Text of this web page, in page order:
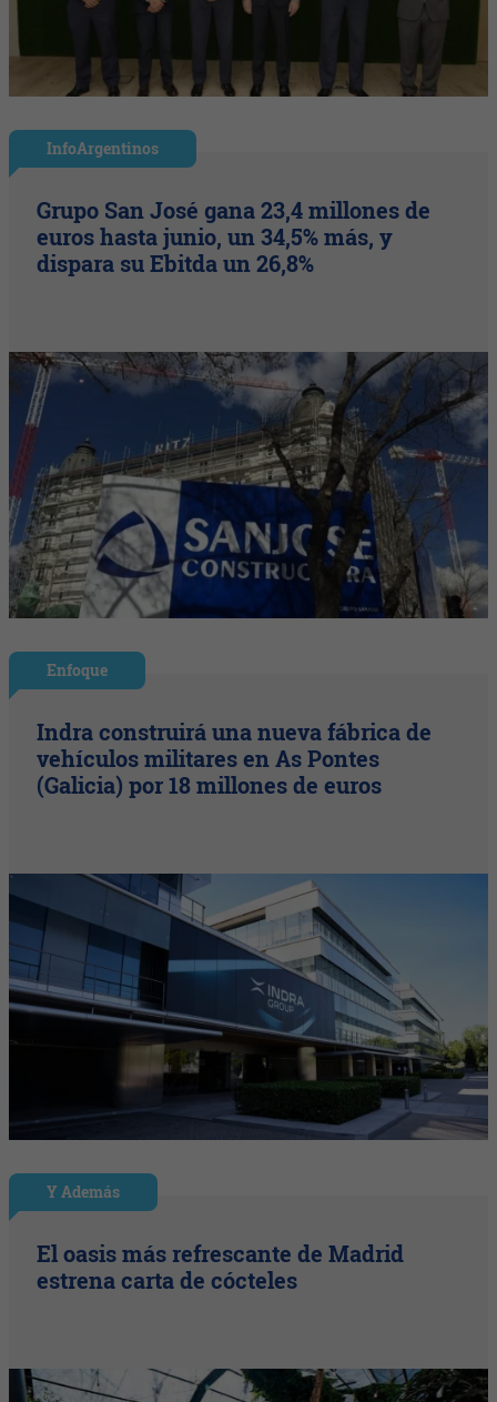
InfoArgentinos
Grupo San José gana 23,4 millones de
euros hasta junio, un 34,5% más, y
dispara su Ebitda un 26,8%
Enfoque
Indra construirá una nueva fábrica de
vehículos militares en As Pontes
(Galicia) por 18 millones de euros
Y Además
El oasis más refrescante de Madrid
estrena carta de cócteles